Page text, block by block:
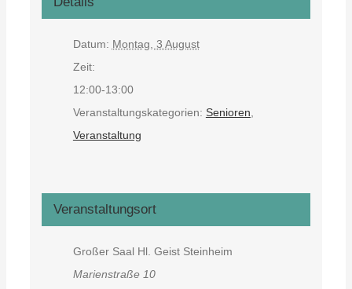
Datum: Montag, 3 August
Zeit:
12:00-13:00
Veranstaltungskategorien: Senioren
Veranstaltung
Veranstaltungsort
Großer Saal Hl. Geist Steinheim
Marienstraße 10